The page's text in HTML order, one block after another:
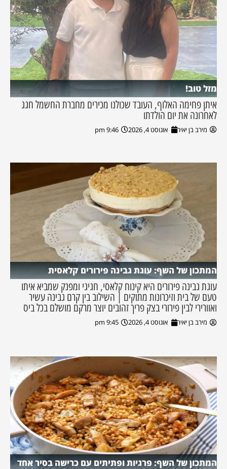
מזל טוב!
איתן פחימה האלוף, העובד שכולנו מכירים מחברת החשמל חגג
לאחרונה את יום הולדתו
מירב בן יאיר אוגוסט 4, 2026 9:46 pm
המתכון של השף: עוגת גבינה פירורים קלאסית
עוגת גבינה פירורים היא קינוח קלאסי, חגיגי ומפנק שמביא איתו
טעם של בית וזיכרונות מתוקים | השילוב בין קרם גבינה עשיר
ואוורירי לבין פירורי בצק פריך זהובים יוצר מרקם מושלם בכל ביס
מירב בן יאיר אוגוסט 4, 2026 9:45 pm
המתכון של השף: פרגיות ופתיתים עם כרישה בסיר אחד